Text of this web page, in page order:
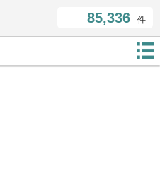
85,336 件